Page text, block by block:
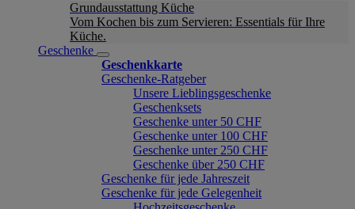
Grundausstattung Küche
Vom Kochen bis zum Servieren: Essentials für Ihre
Küche.
Geschenke
Geschenkkarte
Geschenke-Ratgeber
Unsere Lieblingsgeschenke
Geschenksets
Geschenke unter 50 CHF
Geschenke unter 100 CHF
Geschenke unter 250 CHF
Geschenke über 250 CHF
Geschenke für jede Jahreszeit
Geschenke für jede Gelegenheit